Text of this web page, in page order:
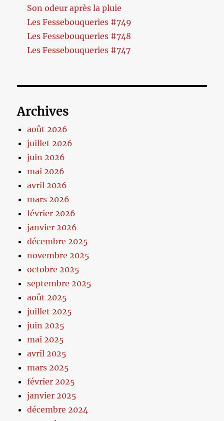
Son odeur après la pluie
Les Fessebouqueries #749
Les Fessebouqueries #748
Les Fessebouqueries #747
Archives
août 2026
juillet 2026
juin 2026
mai 2026
avril 2026
mars 2026
février 2026
janvier 2026
décembre 2025
novembre 2025
octobre 2025
septembre 2025
août 2025
juillet 2025
juin 2025
mai 2025
avril 2025
mars 2025
février 2025
janvier 2025
décembre 2024